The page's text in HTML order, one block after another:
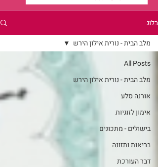
בלוג
All Posts
מלב הבית - נורית אילון הירש
אורנה סלע
אימון לזוגיות
בישולים - מתכונים
בריאות ותזונה
דבר העורכת
מלב הבית - נורית אילון הירש